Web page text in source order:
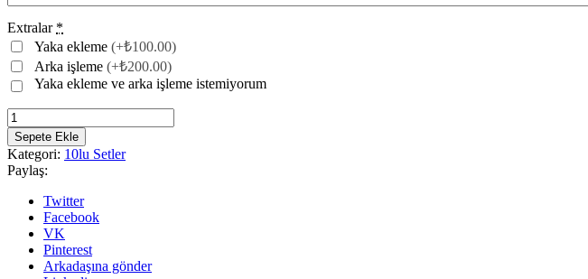
Extralar *
Yaka ekleme (+₺100.00)
Arka işleme (+₺200.00)
Yaka ekleme ve arka işleme istemiyorum
Sepete Ekle
Kategori: 10lu Setler
Paylaş:
Twitter
Facebook
VK
Pinterest
Arkadaşına gönder